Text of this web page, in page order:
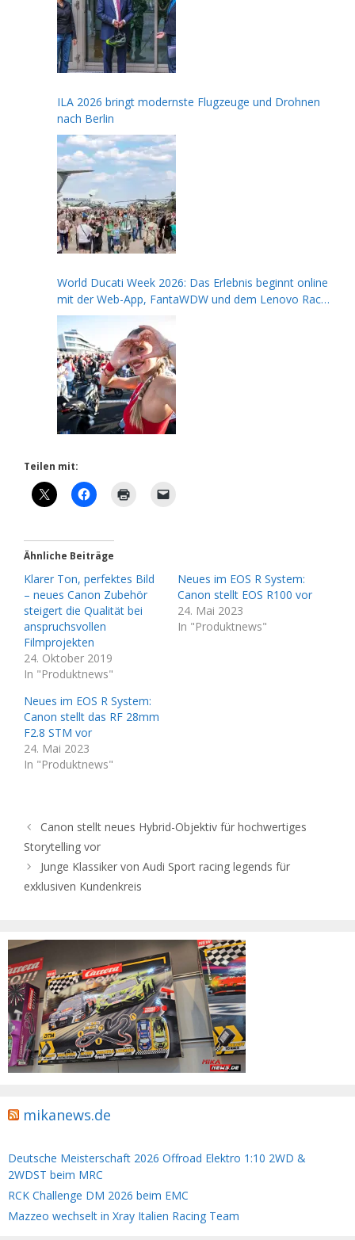
ILA 2026 bringt modernste Flugzeuge und Drohnen
nach Berlin
World Ducati Week 2026: Das Erlebnis beginnt online
mit der Web-App, FantaWDW und dem Lenovo Race
of Champions Contest
Teilen mit:
Ähnliche Beiträge
Klarer Ton, perfektes Bild
– neues Canon Zubehör
steigert die Qualität bei
anspruchsvollen
Filmprojekten
24. Oktober 2019
In "Produktnews"
Neues im EOS R System:
Canon stellt EOS R100 vor
24. Mai 2023
In "Produktnews"
Neues im EOS R System:
Canon stellt das RF 28mm
F2.8 STM vor
24. Mai 2023
In "Produktnews"
Canon stellt neues Hybrid-Objektiv für hochwertiges
Storytelling vor
Junge Klassiker von Audi Sport racing legends für
exklusiven Kundenkreis
mikanews.de
Deutsche Meisterschaft 2026 Offroad Elektro 1:10 2WD &
2WDST beim MRC
RCK Challenge DM 2026 beim EMC
Mazzeo wechselt in Xray Italien Racing Team